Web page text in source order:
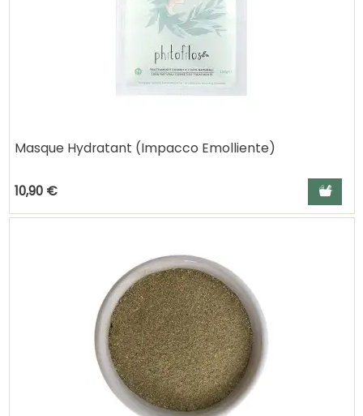
Masque Hydratant (Impacco Emolliente)
10,90 € Ajouter